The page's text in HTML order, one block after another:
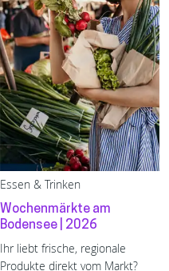
Essen & Trinken
Wochenmärkte am
Bodensee | 2026
Ihr liebt frische, regionale
Produkte direkt vom Markt?